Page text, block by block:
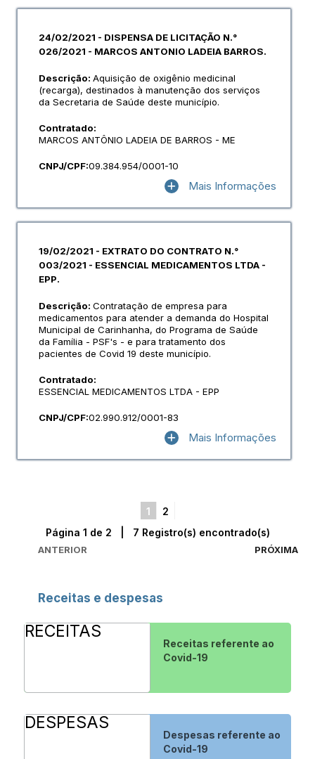
24/02/2021 - DISPENSA DE LICITAÇÃO N.°
026/2021 - MARCOS ANTONIO LADEIA BARROS.
Descrição: Aquisição de oxigênio medicinal
(recarga), destinados à manutenção dos serviços
da Secretaria de Saúde deste município.
Contratado:
MARCOS ANTÔNIO LADEIA DE BARROS - ME
CNPJ/CPF:09.384.954/0001-10
Mais Informações
19/02/2021 - EXTRATO DO CONTRATO N.°
003/2021 - ESSENCIAL MEDICAMENTOS LTDA -
EPP.
Descrição: Contratação de empresa para
medicamentos para atender a demanda do Hospital
Municipal de Carinhanha, do Programa de Saúde
da Família - PSF's - e para tratamento dos
pacientes de Covid 19 deste município.
Contratado:
ESSENCIAL MEDICAMENTOS LTDA - EPP
CNPJ/CPF:02.990.912/0001-83
Mais Informações
1 2
ANTERIOR
Página 1 de 2 | 7 Registro(s) encontrado(s)
PRÓXIMA
Receitas e despesas
RECEITAS
Receitas referente ao
Covid-19
DESPESAS
Despesas referente ao
Covid-19